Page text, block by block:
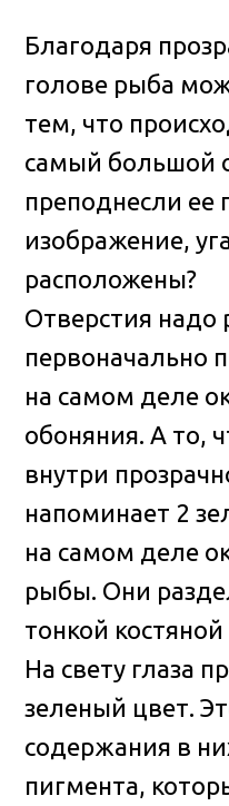
Благодаря
голове рыба
тем, что
самый большой
преподнесли ее
изображение,
расположены?
Отверстия надо
первоначально
на самом деле
обоняния. А то,
внутри
напоминает 2
на самом деле
рыбы. Они
тонкой
На свету глаза
зеленый цвет.
содержания в
пигмента,